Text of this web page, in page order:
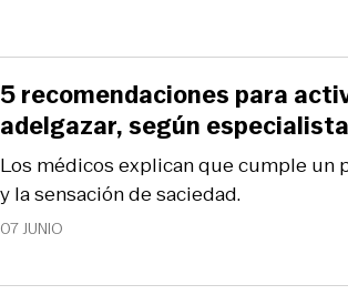
07 JUNIO
Los médicos explican que cumple un
y la sensación de saciedad.
5 recomendaciones para
adelgazar, según